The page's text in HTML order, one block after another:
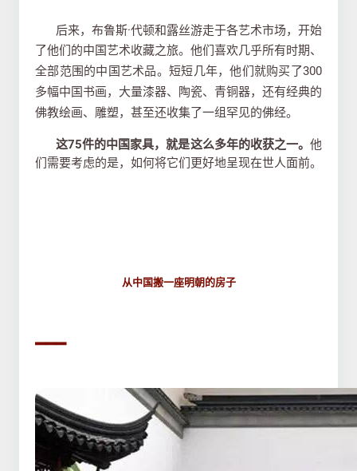
后来，布鲁斯·代顿和露丝游走于各艺术市场，开始
了他们的中国艺术收藏之旅。 他们喜欢几乎所有时期、
全部范围的中国艺术品。短短几年，他们就购买了300
多幅中国书画，大量漆器、陶瓷、青铜器，还有经典的
佛教绘画、雕塑，甚至还收集了一组罕见的佛经。
这75件的中国家具，就是这么多年的收获之一。 他
们需要考虑的是，如何将它们更好地呈现在世人面前。
从中国搬一座明朝的房子
▂▂▂